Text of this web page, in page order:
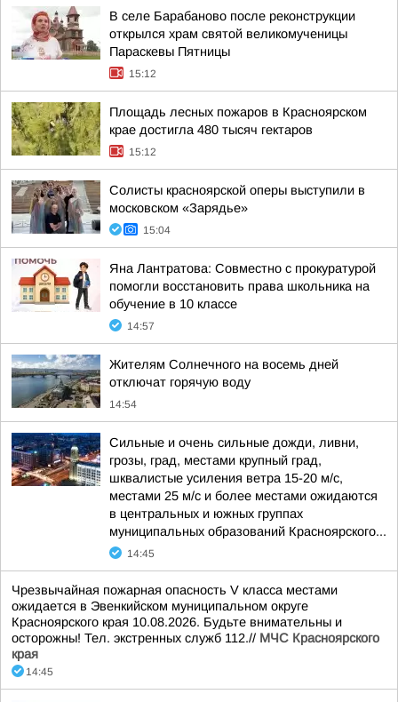
В селе Барабаново после реконструкции
открылся храм святой великомученицы
Параскевы Пятницы
15:12
Площадь лесных пожаров в Красноярском
крае достигла 480 тысяч гектаров
15:12
Солисты красноярской оперы выступили в
московском «Зарядье»
15:04
Яна Лантратова: Совместно с прокуратурой
помогли восстановить права школьника на
обучение в 10 классе
14:57
Жителям Солнечного на восемь дней
отключат горячую воду
14:54
Сильные и очень сильные дожди, ливни,
грозы, град, местами крупный град,
шквалистые усиления ветра 15-20 м/с,
местами 25 м/с и более местами ожидаются
в центральных и южных группах
муниципальных образований Красноярского...
14:45
Чрезвычайная пожарная опасность V класса местами
ожидается в Эвенкийском муниципальном округе
Красноярского края 10.08.2026. Будьте внимательны и
осторожны! Тел. экстренных служб 112.// МЧС Красноярского
края
14:45